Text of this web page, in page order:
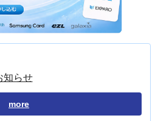
知らせ
more